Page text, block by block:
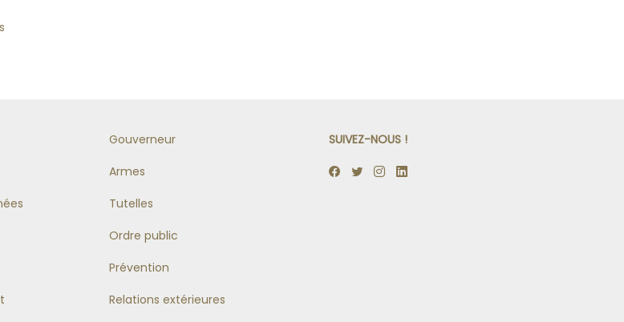
Gouverneur
Armes
Tutelles
Ordre public
Prévention
Relations extérieures
SUIVEZ-NOUS !